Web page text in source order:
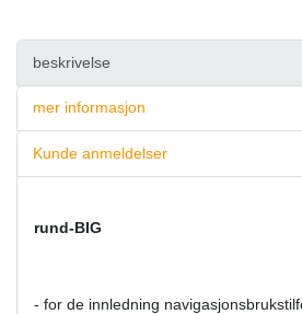
beskrivelse
mer informasjon
Kunde anmeldelser
rund-BIG
- for de innledning